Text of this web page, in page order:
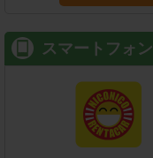
スマートフォン